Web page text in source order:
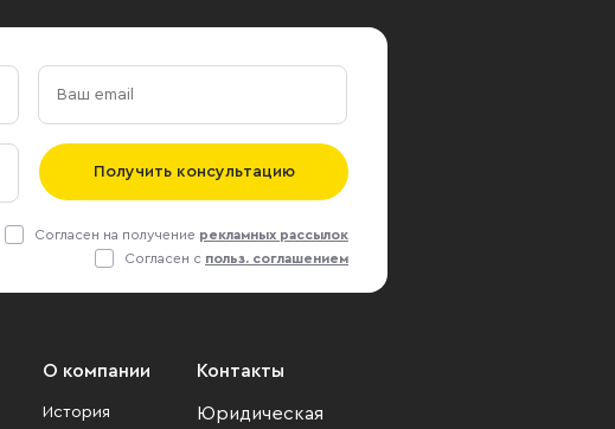
Получить консультацию
Согласен на получение рекламных рассылок
Согласен с польз. соглашением
О компании
История
Контакты
Юридическая